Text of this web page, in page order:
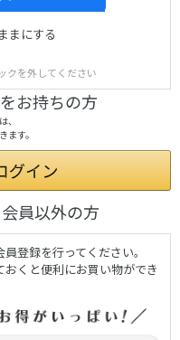
まにする
クを外してください
お持ちの方
す。
員以外の方
登録を行ってください。
くと便利にお買い物ができ